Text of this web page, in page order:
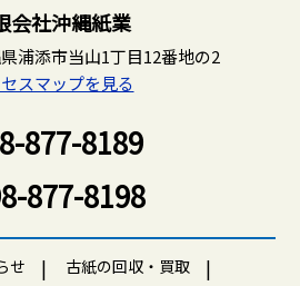
会社沖縄紙業
浦添市当山1丁目12番地の2
スマップを見る
877-8189
877-8198
せ 古紙の回収・買取